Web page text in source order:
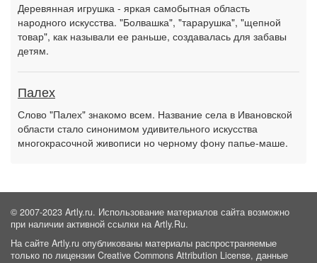
Деревянная игрушка - яркая самобытная область
народного искусства. "Болвашка", "тарарушка", "щепной
товар", как называли ее раньше, создавалась для забавы
детям.
Палех
Слово "Палех" знакомо всем. Название села в Ивановской
области стало синонимом удивительного искусства
многокрасочной живописи но черному фону папье-маше.
© 2007-2023 Artly.ru. Использование материалов сайта возможно
при наличии активной ссылки на Artly.Ru.
На сайте Artly.ru опубликованы материалы распространяемые
только по лицензии Creative Commons Attribution License, данные